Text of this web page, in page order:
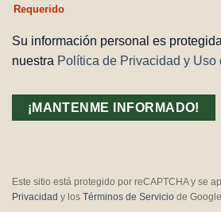
Requerido
Su información personal es
nuestra Política de Privacidad y Uso
Este sitio está protegido por reCAPTCHA y se
Privacidad y los Términos de Servicio de